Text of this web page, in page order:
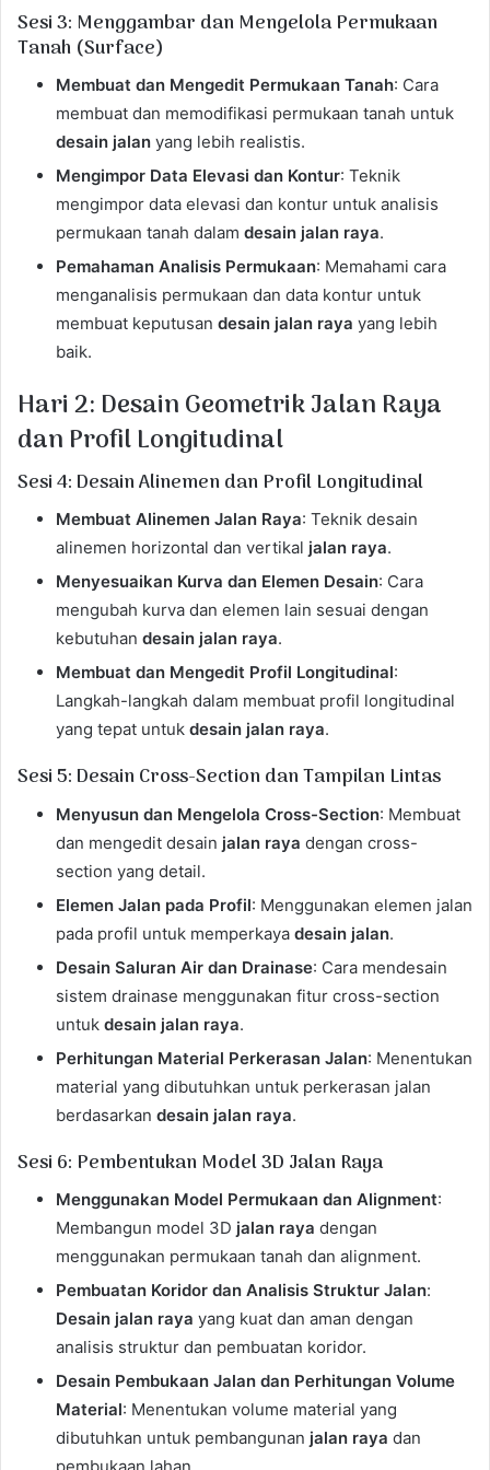
Sesi 3: Menggambar dan Mengelola Permukaan
Tanah (Surface)
Membuat dan Mengedit Permukaan Tanah: Cara
membuat dan memodifikasi permukaan tanah untuk
desain jalan yang lebih realistis.
Mengimpor Data Elevasi dan Kontur: Teknik
mengimpor data elevasi dan kontur untuk analisis
permukaan tanah dalam desain jalan raya.
Pemahaman Analisis Permukaan: Memahami cara
menganalisis permukaan dan data kontur untuk
membuat keputusan desain jalan raya yang lebih
baik.
Hari 2: Desain Geometrik Jalan Raya
dan Profil Longitudinal
Sesi 4: Desain Alinemen dan Profil Longitudinal
Membuat Alinemen Jalan Raya: Teknik desain
alinemen horizontal dan vertikal jalan raya.
Menyesuaikan Kurva dan Elemen Desain: Cara
mengubah kurva dan elemen lain sesuai dengan
kebutuhan desain jalan raya.
Membuat dan Mengedit Profil Longitudinal:
Langkah-langkah dalam membuat profil longitudinal
yang tepat untuk desain jalan raya.
Sesi 5: Desain Cross-Section dan Tampilan Lintas
Menyusun dan Mengelola Cross-Section: Membuat
dan mengedit desain jalan raya dengan cross-
section yang detail.
Elemen Jalan pada Profil: Menggunakan elemen jalan
pada profil untuk memperkaya desain jalan.
Desain Saluran Air dan Drainase: Cara mendesain
sistem drainase menggunakan fitur cross-section
untuk desain jalan raya.
Perhitungan Material Perkerasan Jalan: Menentukan
material yang dibutuhkan untuk perkerasan jalan
berdasarkan desain jalan raya.
Sesi 6: Pembentukan Model 3D Jalan Raya
Menggunakan Model Permukaan dan Alignment:
Membangun model 3D jalan raya dengan
menggunakan permukaan tanah dan alignment.
Pembuatan Koridor dan Analisis Struktur Jalan:
Desain jalan raya yang kuat dan aman dengan
analisis struktur dan pembuatan koridor.
Desain Pembukaan Jalan dan Perhitungan Volume
Material: Menentukan volume material yang
dibutuhkan untuk pembangunan jalan raya dan